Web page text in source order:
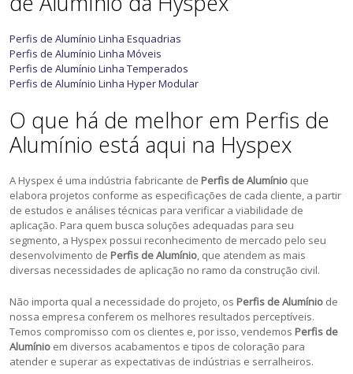
Perfis de Alumínio Linha Esquadrias
Perfis de Alumínio Linha Móveis
Perfis de Alumínio Linha Temperados
Perfis de Alumínio Linha Hyper Modular
O que há de melhor em Perfis de
Alumínio está aqui na Hyspex
A Hyspex é uma indústria fabricante de Perfis de Alumínio que
elabora projetos conforme as especificações de cada cliente, a partir
de estudos e análises técnicas para verificar a viabilidade de
aplicação. Para quem busca soluções adequadas para seu
segmento, a Hyspex possui reconhecimento de mercado pelo seu
desenvolvimento de Perfis de Alumínio, que atendem as mais
diversas necessidades de aplicação no ramo da construção civil.
Não importa qual a necessidade do projeto, os Perfis de Alumínio de
nossa empresa conferem os melhores resultados perceptíveis.
Temos compromisso com os clientes e, por isso, vendemos Perfis de
Alumínio em diversos acabamentos e tipos de coloração para
atender e superar as expectativas de indústrias e serralheiros.